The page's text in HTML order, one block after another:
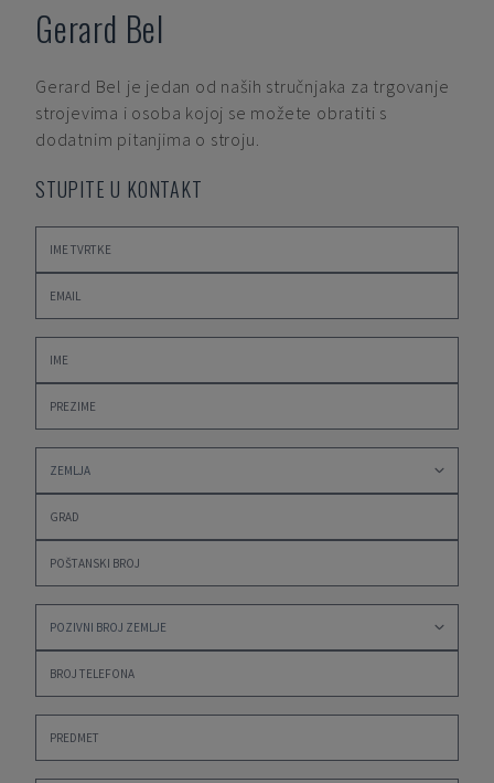
Gerard Bel
Gerard Bel je jedan od naših stručnjaka za trgovanje
strojevima i osoba kojoj se možete obratiti s
dodatnim pitanjima o stroju.
STUPITE U KONTAKT